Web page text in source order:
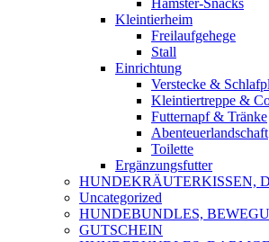
Hamster-Snacks
Kleintierheim
Freilaufgehege
Stall
Einrichtung
Verstecke &
Kleintiertreppe &
Futternapf & Tränke
Abenteuerlandschaft
Toilette
Ergänzungsfutter
HUNDEKRÄUTERKISSEN,
Uncategorized
HUNDEBUNDLES,
GUTSCHEIN